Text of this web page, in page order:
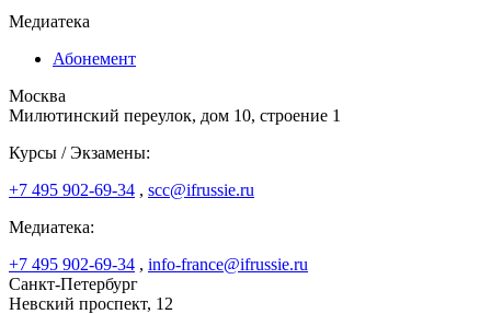
Медиатека
Абонемент
Москва
Милютинский переулок, дом 10, строение 1
Курсы / Экзамены:
+7 495 902-69-34 , scc@ifrussie.ru
Медиатека:
+7 495 902-69-34 , info-france@ifrussie.ru
Санкт-Петербург
Невский проспект, 12